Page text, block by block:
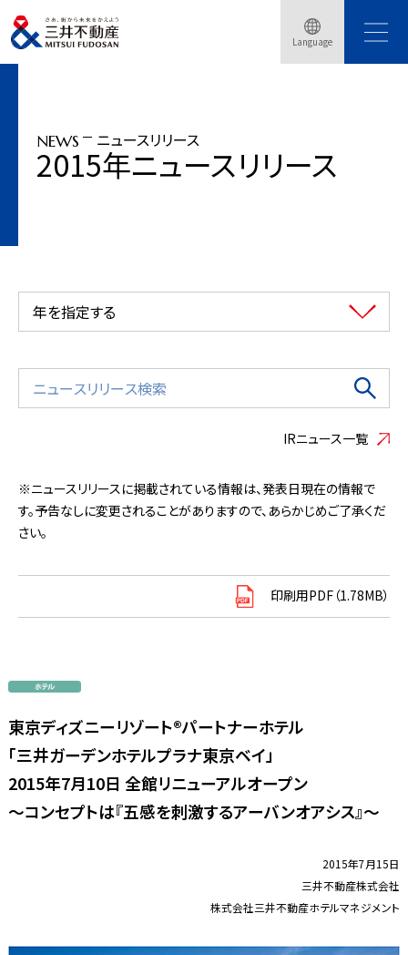
Language
トップページ ニュースリリース
「三井ガーデンホテルプラナ東京ベイ」全館リニューアルオープン（2015年7月10
日）
NEWS ニュースリリース
2015年ニュースリリース
年を指定する
IRニュース一覧
※ニュースリリースに掲載されている情報は、発表日現在の情報で
す。予告なしに変更されることがありますので、あらかじめご了承くだ
さい。
印刷用PDF（1.78MB）
東京ディズニーリゾート®パートナーホテル
「三井ガーデンホテルプラナ東京ベイ」
2015年7月10日 全館リニューアルオープン
～コンセプトは『五感を刺激するアーバンオアシス』～
2015年7月15日
三井不動産株式会社
株式会社三井不動産ホテルマネジメント